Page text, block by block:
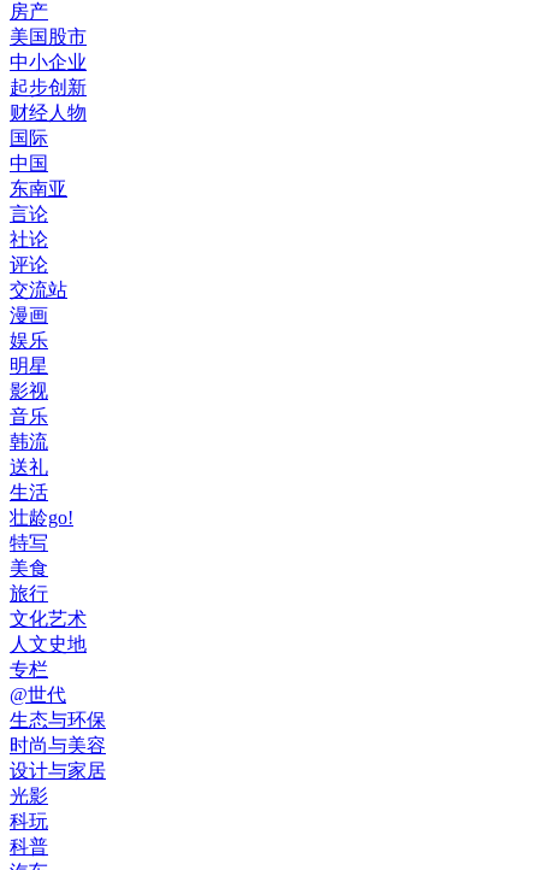
房产
美国股市
中小企业
起步创新
财经人物
国际
中国
东南亚
言论
社论
评论
交流站
漫画
娱乐
明星
影视
音乐
韩流
送礼
生活
壮龄go!
特写
美食
旅行
文化艺术
人文史地
专栏
@世代
生态与环保
时尚与美容
设计与家居
光影
科玩
科普